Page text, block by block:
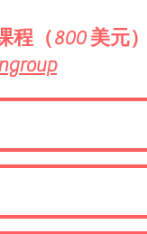
（800 美元）